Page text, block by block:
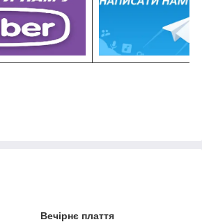
Вечірнє плаття